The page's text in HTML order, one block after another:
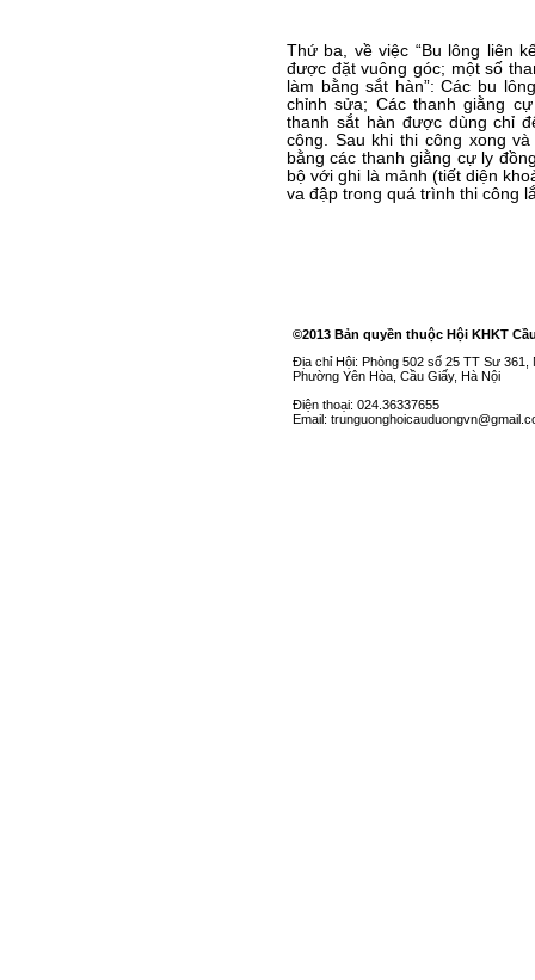
Thứ ba, về việc “Bu lông liên
được đặt vuông góc; một số
làm bằng sắt hàn”: Các bu
chỉnh sửa; Các thanh giằng
thanh sắt hàn được dùng chỉ
công. Sau khi thi công xong
bằng các thanh giằng cự ly
bộ với ghi là mảnh (tiết diện
va đập trong quá trình thi công
©2013 Bản quyền thuộc Hội KHKT
Địa chỉ Hội: Phòng 502 số 25 TT Sư 361,
Phường Yên Hòa, Cầu Giấy, Hà Nội
Điện thoại: 024.36337655
Email: